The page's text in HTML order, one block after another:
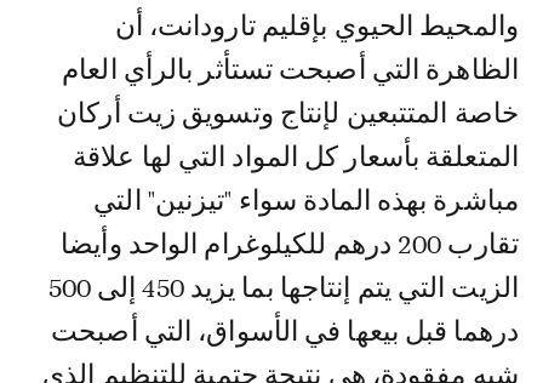
والمحيط الحيوي بإقليم تارودانت، أن
الظاهرة التي أصبحت تستأثر بالرأي العام
خاصة المتتبعين لإنتاج وتسويق زيت أركان
المتعلقة بأسعار كل المواد التي لها علاقة
مباشرة بهذه المادة سواء "تيزنين" التي
تقارب 200 درهم للكيلوغرام الواحد وأيضا
الزيت التي يتم إنتاجها بما يزيد 450 إلى 500
درهما قبل بيعها في الأسواق، التي أصبحت
شبه مفقودة، هي نتيجة حتمية للتنظيم الذي